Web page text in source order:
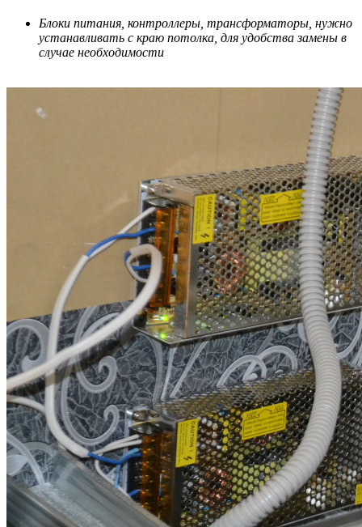
Блоки питания, контроллеры, трансформаторы, нужно
устанавливать с краю потолка, для удобства замены в
случае необходимости